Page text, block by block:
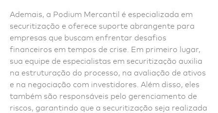
Ademais, a Podium Mercantil é especializada em
securitização e oferece suporte abrangente para
empresas que buscam enfrentar desafios
financeiros em tempos de crise. Em primeiro lugar,
sua equipe de especialistas em securitização auxilia
na estruturação do processo, na avaliação de ativos
e na negociação com investidores. Além disso, eles
também são responsáveis pelo gerenciamento de
riscos, garantindo que a securitização seja realizada